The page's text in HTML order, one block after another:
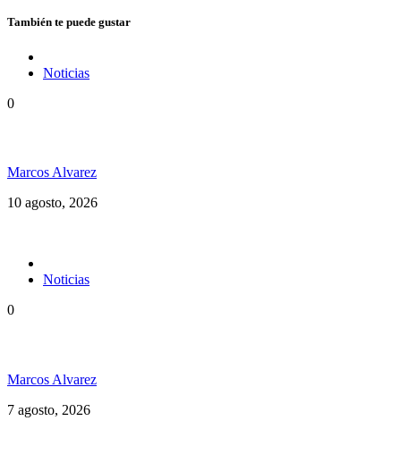
También te puede gustar
Noticias
0
Marcos Alvarez
10 agosto, 2026
Noticias
0
Marcos Alvarez
7 agosto, 2026